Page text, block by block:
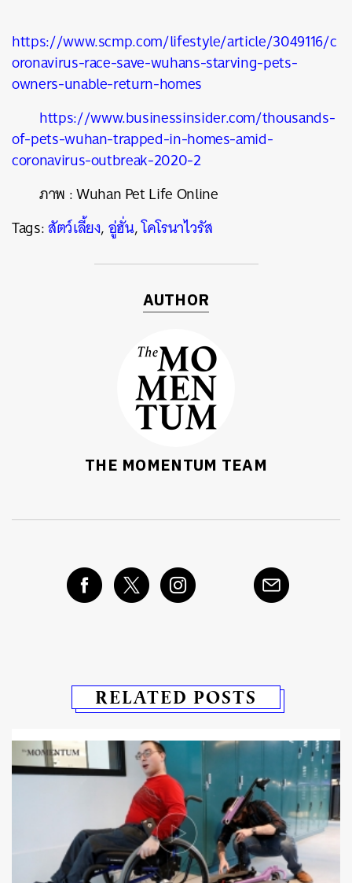
https://www.scmp.com/lifestyle/article/3049116/c
oronavirus-race-save-wuhans-starving-pets-
owners-unable-return-homes
https://www.businessinsider.com/thousands-
of-pets-wuhan-trapped-in-homes-amid-
coronavirus-outbreak-2020-2
ภาพ : Wuhan Pet Life Online
Tags:สัตว์เลี้ยง,อู่ฮั่น,โคโรนาไวรัส
AUTHOR
THE MOMENTUM TEAM
RELATED POSTS